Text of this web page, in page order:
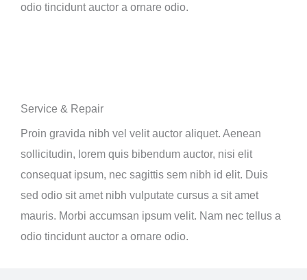
odio tincidunt auctor a ornare odio.
Service & Repair
Proin gravida nibh vel velit auctor aliquet. Aenean
sollicitudin, lorem quis bibendum auctor, nisi elit
consequat ipsum, nec sagittis sem nibh id elit. Duis
sed odio sit amet nibh vulputate cursus a sit amet
mauris. Morbi accumsan ipsum velit. Nam nec tellus a
odio tincidunt auctor a ornare odio.